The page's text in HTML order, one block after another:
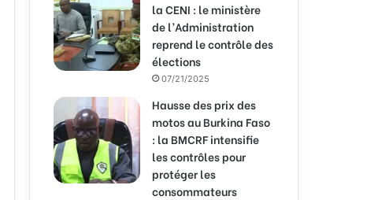
la CENI : le ministère
de l’Administration
reprend le contrôle des
élections
07/21/2025
Hausse des prix des
motos au Burkina Faso
: la BMCRF intensifie
les contrôles pour
protéger les
consommateurs